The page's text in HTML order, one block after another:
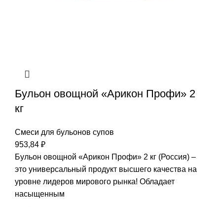
Бульон овощной «Арикон Профи» 2
кг
Смеси для бульонов супов
953,84 ₽
Бульон овощной «Арикон Профи» 2 кг (Россия) –
это универсальный продукт высшего качества на
уровне лидеров мирового рынка! Обладает
насыщенным